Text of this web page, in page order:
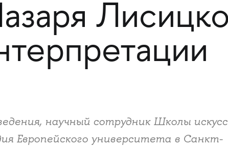
научный сотрудник Школы
Европейского университета в Санкт-